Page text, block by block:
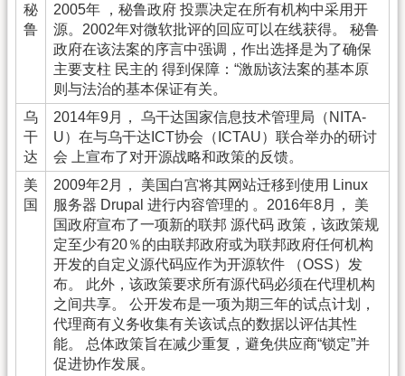
秘
鲁
2005年 ，秘鲁政府 投票决定在所有机构中采用开
源。2002年对微软批评的回应可以在线获得。 秘鲁
政府在该法案的序言中强调，作出选择是为了确保
主要支柱 民主的 得到保障：“激励该法案的基本原
则与法治的基本保证有关。
乌
干
达
2014年9月， 乌干达国家信息技术管理局（NITA-
U）在与乌干达ICT协会（ICTAU）联合举办的研讨
会 上宣布了对开源战略和政策的反馈。
美
国
2009年2月， 美国白宫将其网站迁移到使用 Linux
服务器 Drupal 进行内容管理的 。2016年8月， 美
国政府宣布了一项新的联邦 源代码 政策，该政策规
定至少有20％的由联邦政府或为联邦政府任何机构
开发的自定义源代码应作为开源软件 （OSS）发
布。 此外，该政策要求所有源代码必须在代理机构
之间共享。 公开发布是一项为期三年的试点计划，
代理商有义务收集有关该试点的数据以评估其性
能。 总体政策旨在减少重复，避免供应商“锁定”并
促进协作发展。